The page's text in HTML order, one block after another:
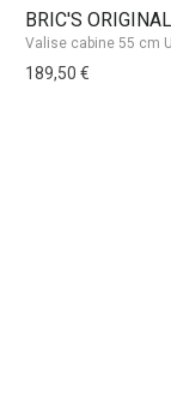
BRIC'S ORIGINAL
189,50 €